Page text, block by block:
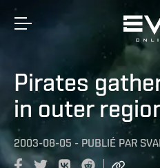
Pirates
in outer
2003-08-05 - PUBLIÉ PAR